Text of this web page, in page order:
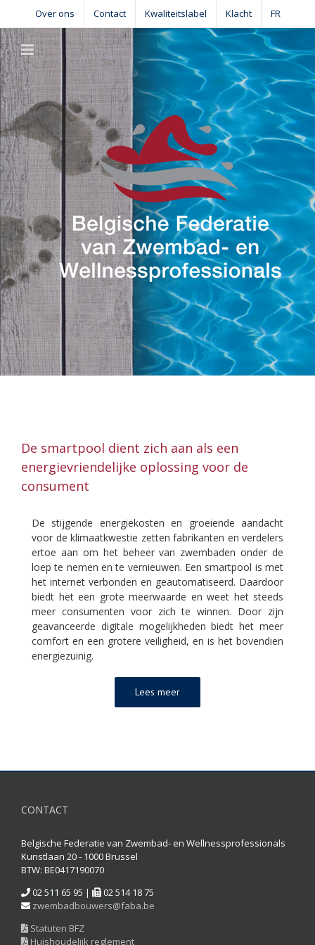
content
Over ons Contact Kwaliteitslabel Klacht FR
De smartpool dient zich aan als een
energievriendelijke oplossing voor de
consument
De stijgende energiekosten en groeiende aandacht
voor de klimaatkwestie zetten fabrikanten en verdelers
ertoe aan om het beheer van zwembaden onder de
loep te nemen en te vernieuwen. Een smartpool is met
het internet verbonden en geautomatiseerd. Daardoor
biedt het een grote meerwaarde en weet het steeds
meer consumenten voor zich te winnen. Door zijn
geavanceerde digitale mogelijkheden biedt het meer
comfort en een grotere veiligheid, en is het bovendien
energiezuinig.
Lees meer
CONTACT
Belgische Federatie van Zwembad- en Wellnessprofessionals
Kunstlaan 20 - 1000 Brussel
BTW: BE0417190070
02 511 65 95 |
02 514 18 75
zwembadbouwers@faba.be
Statuten BFZ
Huishoudelijk reglement